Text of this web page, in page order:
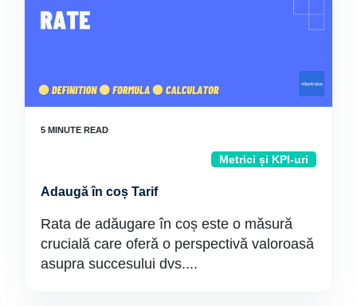
Metrici și KPI-uri
Adaugă în coș Tarif
Rata de adăugare în coș este o măsură
crucială care oferă o perspectivă valoroasă
asupra succesului dvs....